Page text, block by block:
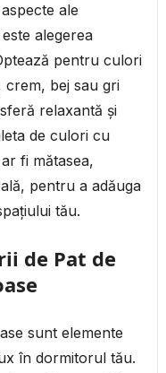
ale
alegerea
pentru culori
crem, bej sau gri
relaxantă și
de culori cu
fi mătasea,
pentru a adăuga
tău.
de Pat de
sunt elemente
în dormitorul tău.